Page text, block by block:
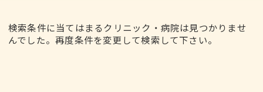
検索条件に当てはまるクリニック・病院は見つかりませ
んでした。再度条件を変更して検索して下さい。